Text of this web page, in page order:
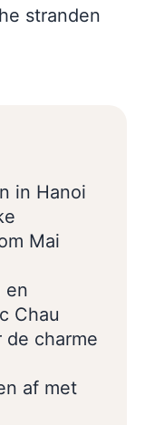
stranden
in Hanoi
Mai
en
Chau
de charme
af met